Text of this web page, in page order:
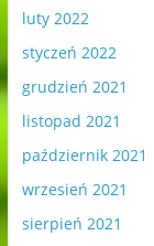
luty 2022
styczeń 2022
grudzień 2021
listopad 2021
październik 2021
wrzesień 2021
sierpień 2021